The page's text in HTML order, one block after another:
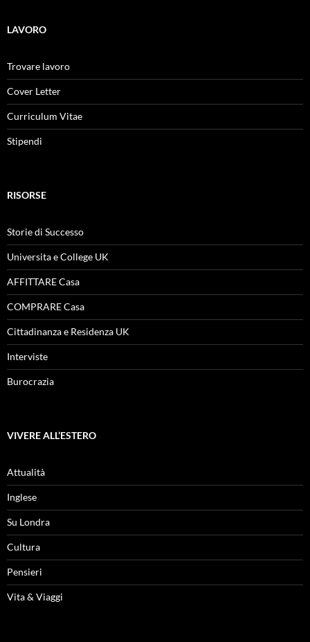
LAVORO
Trovare lavoro
Cover Letter
Curriculum Vitae
Stipendi
RISORSE
Storie di Successo
Universita e College UK
AFFITTARE Casa
COMPRARE Casa
Cittadinanza e Residenza UK
Interviste
Burocrazia
VIVERE ALL’ESTERO
Attualità
Inglese
Su Londra
Cultura
Pensieri
Vita & Viaggi